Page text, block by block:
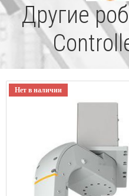
Другие
Нет в наличии